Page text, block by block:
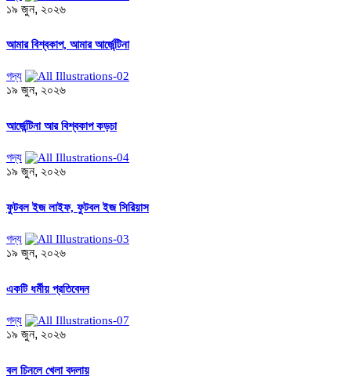
১৯ জুন, ২০২৬
আমার বিশ্বকাপ, আমার আর্জেন্টিনা
গদ্য
১৯ জুন, ২০২৬
আর্জেন্টিনা আর বিশ্বকাপ কড়চা
গদ্য
১৯ জুন, ২০২৬
ফুটবল ইজ লাইফ, ফুটবল ইজ সিরিয়াস
গদ্য
১৯ জুন, ২০২৬
একটি ধর্মীয় প্রতিবেদন
গদ্য
১৯ জুন, ২০২৬
বল চিনলে খেলা বদলায়